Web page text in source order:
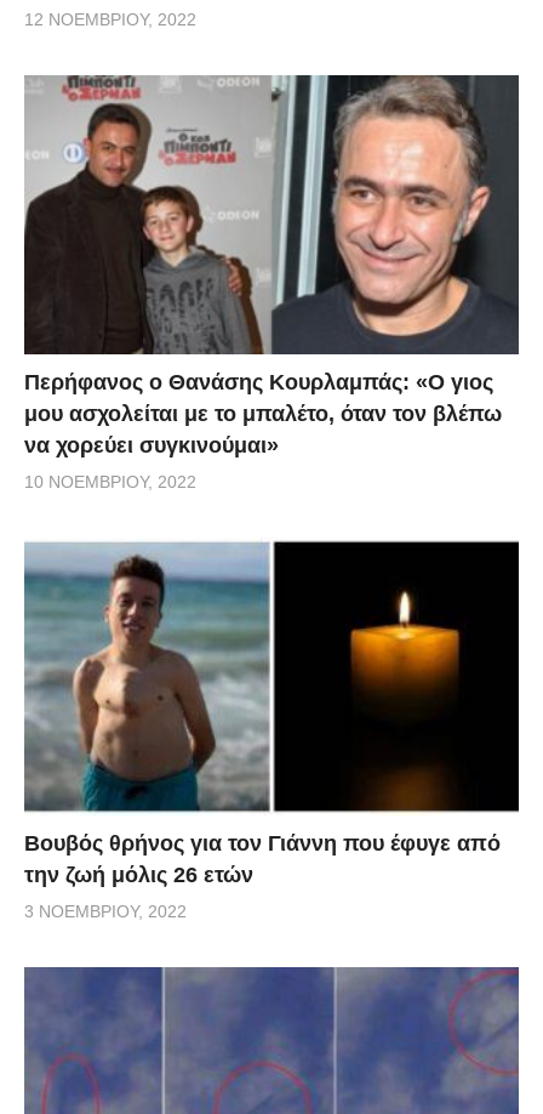
12 ΝΟΕΜΒΡΊΟΥ, 2022
Περήφανος ο Θανάσης Κουρλαμπάς: «Ο γιος
μου ασχολείται με το μπαλέτο, όταν τον βλέπω
να χορεύει συγκινούμαι»
10 ΝΟΕΜΒΡΊΟΥ, 2022
Βουβός θρήνος για τον Γιάννη που έφυγε από
την ζωή μόλις 26 ετών
3 ΝΟΕΜΒΡΊΟΥ, 2022